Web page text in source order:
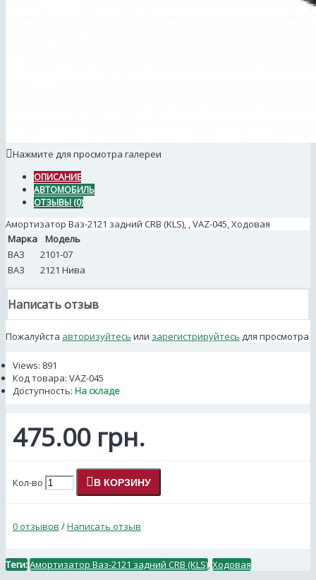
Нажмите для просмотра галереи
ОПИСАНИЕ
АВТОМОБИЛЬ
ОТЗЫВЫ (0)
Амортизатор Ваз-2121 задний CRB (KLS), , VAZ-045, Ходовая
Марка
Модель
ВАЗ
2101-07
ВАЗ
2121 Нива
Написать отзыв
Пожалуйста авторизуйтесь или зарегистрируйтесь для просмотра
Views: 891
Код товара: VAZ-045
Доступность: На складе
475.00 грн.
Кол-во В КОРЗИНУ
0 отзывов /Написать отзыв
Теги:Амортизатор Ваз-2121 задний CRB (KLS) Ходовая